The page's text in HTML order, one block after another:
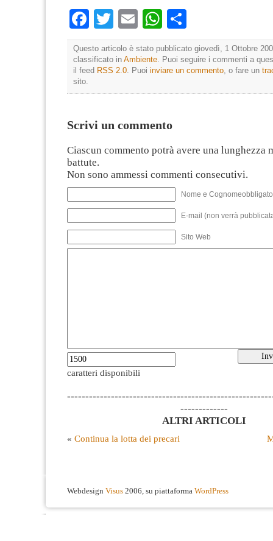
Facebook
TwitterEmailWhatsApp
Questo articolo è stato pubblicato giovedì, 1 Ottobre
classificato in Ambiente. Puoi seguire i commenti a
il feed RSS 2.0. Puoi inviare un commento, o fare un
sito.
Scrivi un commento
Ciascun commento potrà avere una lunghezza
battute.
Non sono ammessi commenti consecutivi.
Nome e
E-mail (non verrà
Sito Web
caratteri disponibili
-------------
ALTRI ARTICOLI
« Continua la lotta dei precari
Webdesign Visus 2006, su piattaforma WordPress